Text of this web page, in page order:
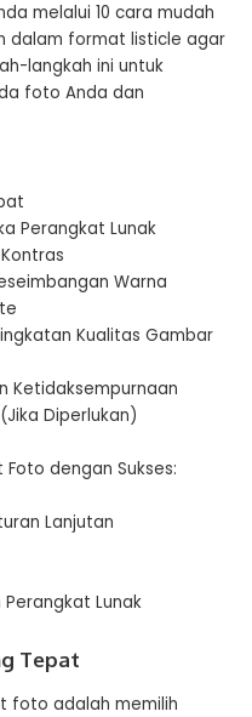
melalui 10 cara mudah
dalam format listicle agar
langkah ini untuk
foto Anda dan
Perangkat Lunak
Warna
Kualitas Gambar
Ketidaksempurnaan
Diperlukan)
dengan Sukses:
Lanjutan
Lunak
Tepat
foto adalah memilih